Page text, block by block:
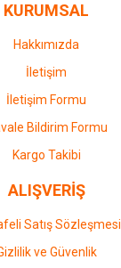
KURUMSAL
Hakkımızda
İletişim
İletişim Formu
Bildirim Formu
Kargo Takibi
ALIŞVERİŞ
Satış Sözleşmesi
ve Güvenlik